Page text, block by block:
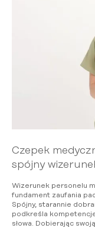
Czepek
spójny
Wizerunek personelu
fundament zaufania
Spójny, starannie
podkreśla
słowa. Dobierając